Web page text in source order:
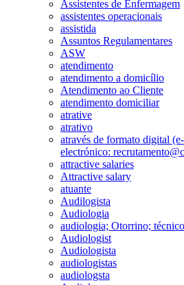
Assistentes de Enfermagem
assistentes operacionais
assistida
Assuntos Regulamentares
ASW
atendimento
atendimento a domicílio
Atendimento ao Cliente
atendimento domiciliar
atrative
atrativo
através de formato digital
electrónico:
attractive salaries
Attractive salary
atuante
Audilogista
Audiologia
audiologia; Otorrino;
Audiologist
Audiologista
audiologistas
audiologsta